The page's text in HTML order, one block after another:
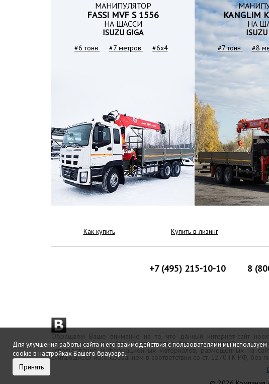
МАНИПУЛЯТОР
FASSI MVF S 1556
НА ШАССИ
ISUZU GIGA
#6 тонн #7 метров #6x4
KANGLIM
НА
#7 тонн #8
Как купить Купить в лизинг
+7 (495) 215-10-10 8
Обращаем Ваше внимание на то, что данный интернет-сайт
размещенные на сайте, не являются публичной офертой,
использование информационных материалов, размещённых на
считающиеся использованием в соответствии со ст. 1270 ГК РФ,
Для улучшения работы сайта и его взаимодействия с пользователями мы
cookie в настройках Вашего браузера.
Принять